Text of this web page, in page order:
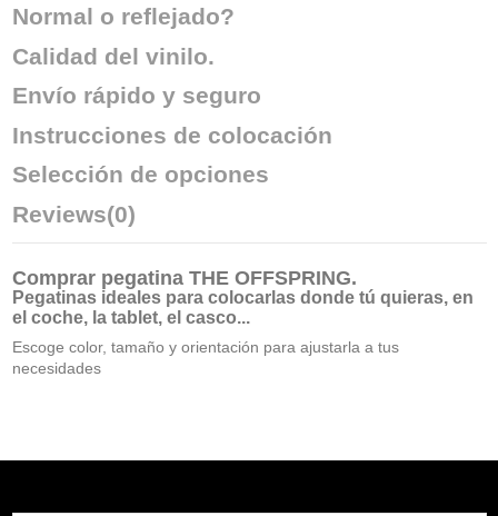
Normal o reflejado?
Calidad del vinilo.
Envío rápido y seguro
Instrucciones de colocación
Selección de opciones
Reviews(0)
Comprar pegatina THE OFFSPRING.
Pegatinas ideales para colocarlas donde tú quieras, en
el coche, la tablet, el casco...
Escoge color, tamaño y orientación para ajustarla a tus
necesidades